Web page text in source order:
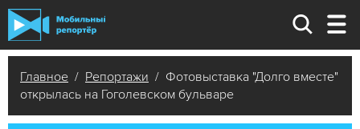
Главное / Репортажи / Фотовыставка "Долго вместе"
открылась на Гоголевском бульваре